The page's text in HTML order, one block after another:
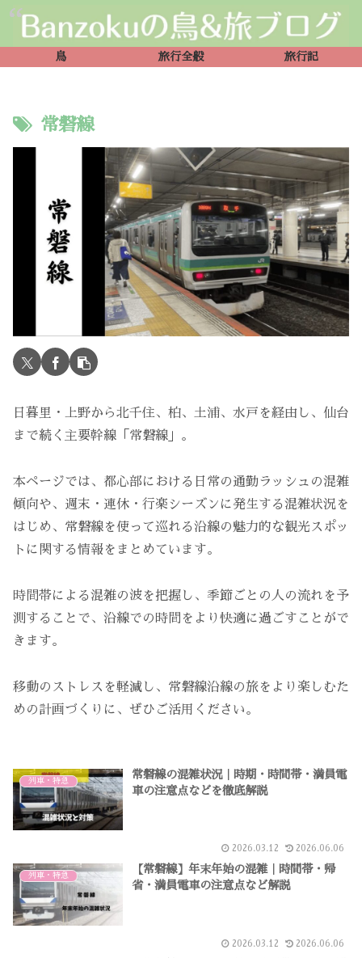
鳥 旅行全般 旅行記
常磐線
日暮里・上野から北千住、柏、土浦、水戸を経由し、仙台
まで続く主要幹線「常磐線」。
本ページでは、都心部における日常の通勤ラッシュの混雑
傾向や、週末・連休・行楽シーズンに発生する混雑状況を
はじめ、常磐線を使って巡れる沿線の魅力的な観光スポッ
トに関する情報をまとめています。
時間帯による混雑の波を把握し、季節ごとの人の流れを予
測することで、沿線での時間をより快適に過ごすことがで
きます。
移動のストレスを軽減し、常磐線沿線の旅をより楽しむた
めの計画づくりに、ぜひご活用ください。
列車・特急
常磐線の混雑状況｜時期・時間帯・満員電
車の注意点などを徹底解説
2026.03.12 2026.06.06
列車・特急
【常磐線】年末年始の混雑｜時間帯・帰
省・満員電車の注意点など解説
2026.03.12 2026.06.06